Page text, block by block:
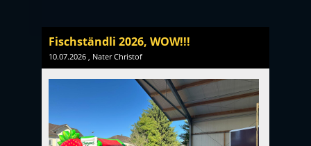
Fischständli 2026, WOW!!!
10.07.2026 , Nater Christof